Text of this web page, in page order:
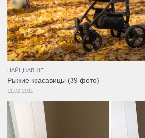
НАЙЦІКАВІШЕ
Рыжие красавицы (39 фото)
11.02.2011